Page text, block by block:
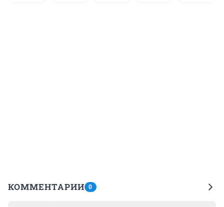
КОММЕНТАРИИ 0